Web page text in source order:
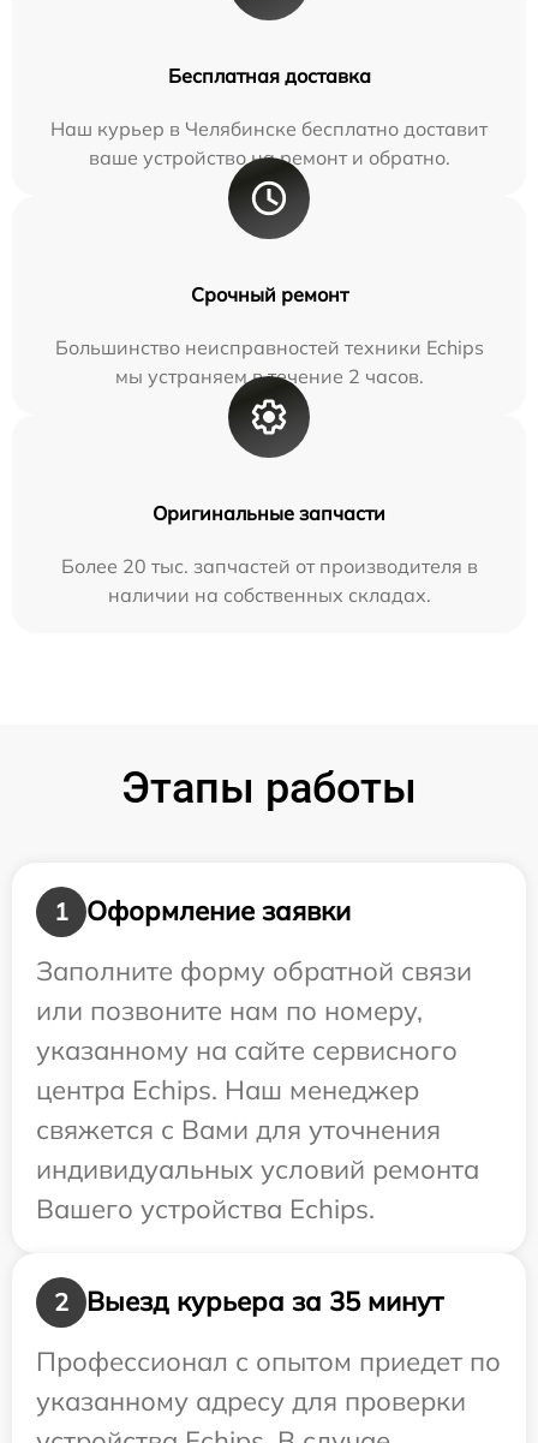
Бесплатная доставка
Наш курьер в Челябинске бесплатно доставит
ваше устройство на ремонт и обратно.
Срочный ремонт
Большинство неисправностей техники Echips
мы устраняем в течение 2 часов.
Оригинальные запчасти
Более 20 тыс. запчастей от производителя в
наличии на собственных складах.
Этапы работы
1
Оформление заявки
Заполните форму обратной связи
или позвоните нам по номеру,
указанному на сайте сервисного
центра Echips. Наш менеджер
свяжется с Вами для уточнения
индивидуальных условий ремонта
Вашего устройства Echips.
2
Выезд курьера за 35 минут
Профессионал с опытом приедет по
указанному адресу для проверки